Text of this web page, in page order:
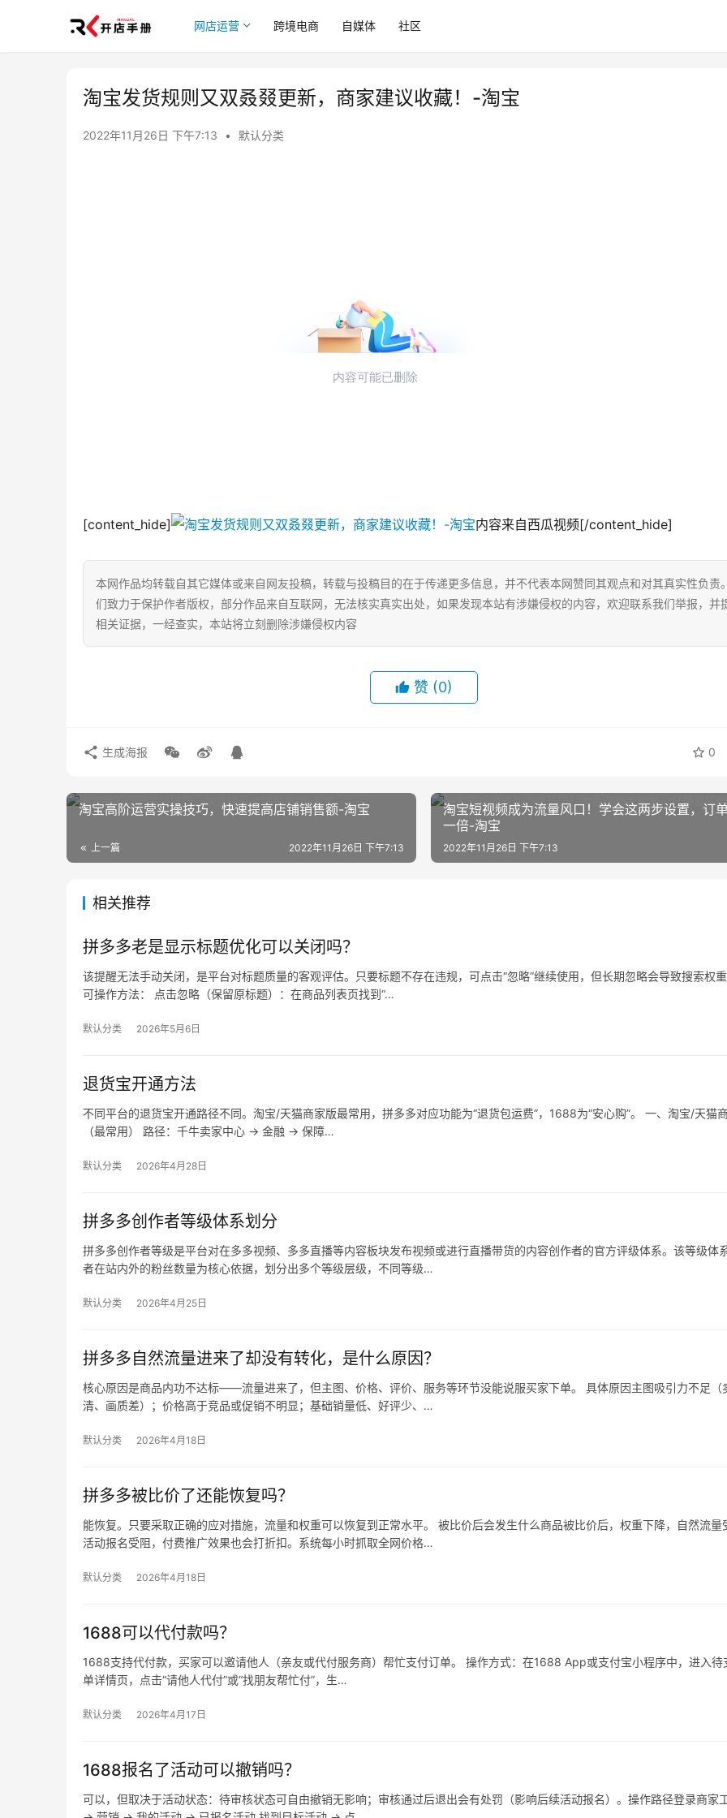
网店运营 跨境电商 自媒体 社区
淘宝发货规则又双叒叕更新，商家建议收藏！-淘宝
2022年11月26日 下午7:13 • 默认分类
[content_hide] 内容来自西瓜视频[/content_hide]
本网作品均转载自其它媒体或来自网友投稿，转载与投稿目的在于传递更多信息，并不代表本网赞同其观点和对其真实性负责
们致力于保护作者版权，部分作品来自互联网，无法核实真实出处，如果发现本站有涉嫌侵权的内容，欢迎联系我们举报，并
相关证据，一经查实，本站将立刻删除涉嫌侵权内容
赞 (0)
0
生成海报
淘宝高阶运营实操技巧，快速提高店铺销售额-淘宝
上一篇 2022年11月26日 下午7:13
淘宝短视频成为流量风口！学会这两步设置，订
一倍-淘宝
2022年11月26日 下午7:13
相关推荐
拼多多老是显示标题优化可以关闭吗？
该提醒无法手动关闭，是平台对标题质量的客观评估。只要标题不存在违规，可点击“忽略”继续使用，但长期忽略会导致搜索权重
可操作方法： 点击忽略（保留原标题）：在商品列表页找到“…
默认分类 2026年5月6日
退货宝开通方法
不同平台的退货宝开通路径不同。淘宝/天猫商家版最常用，拼多多对应功能为“退货包运费”，1688为“安心购”。 一、淘宝/天猫
（最常用） 路径：千牛卖家中心 → 金融 → 保障…
默认分类 2026年4月28日
拼多多创作者等级体系划分
拼多多创作者等级是平台对在多多视频、多多直播等内容板块发布视频或进行直播带货的内容创作者的官方评级体系。该等级体
者在站内外的粉丝数量为核心依据，划分出多个等级层级，不同等级…
默认分类 2026年4月25日
拼多多自然流量进来了却没有转化，是什么原因？
核心原因是商品内功不达标——流量进来了，但主图、价格、评价、服务等环节没能说服买家下单。 具体原因主图吸引力不足（
清、画质差）；价格高于竞品或促销不明显；基础销量低、好评少、…
默认分类 2026年4月18日
拼多多被比价了还能恢复吗？
能恢复。只要采取正确的应对措施，流量和权重可以恢复到正常水平。 被比价后会发生什么商品被比价后，权重下降，自然流量
活动报名受阻，付费推广效果也会打折扣。系统每小时抓取全网价格…
默认分类 2026年4月18日
1688可以代付款吗？
1688支持代付款，买家可以邀请他人（亲友或代付服务商）帮忙支付订单。 操作方式：在1688 App或支付宝小程序中，进入待
单详情页，点击“请他人代付”或“找朋友帮忙付”，生…
默认分类 2026年4月17日
1688报名了活动可以撤销吗？
可以，但取决于活动状态：待审核状态可自由撤销无影响；审核通过后退出会有处罚（影响后续活动报名）。操作路径登录商家